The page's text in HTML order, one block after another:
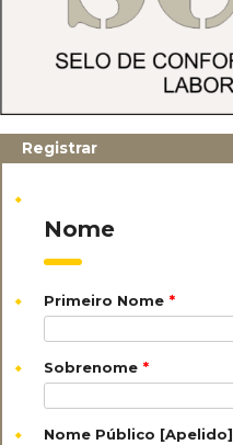
Registrar
Nome
Primeiro Nome *
Sobrenome *
Nome Público [Apelido]